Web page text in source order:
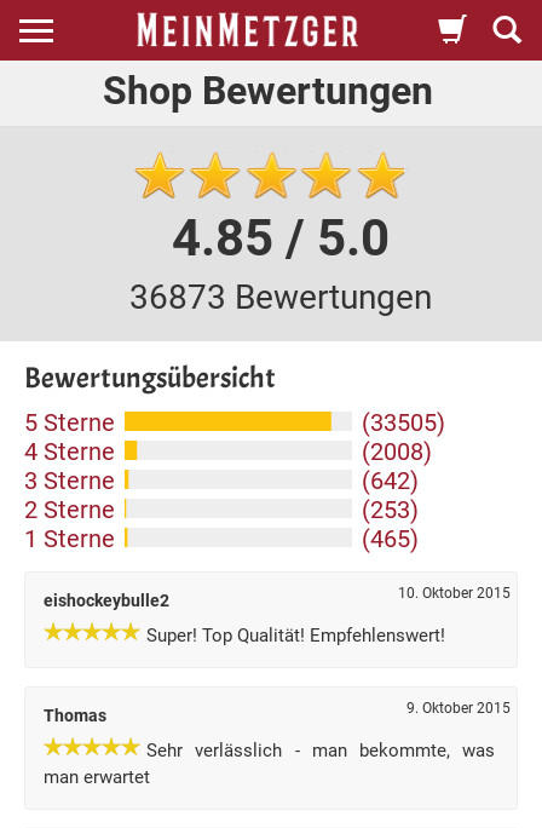
Shop Bewertungen
4.85 / 5.0
36873 Bewertungen
Bewertungsübersicht
5 Sterne
(33505)
4 Sterne
(2008)
3 Sterne
(642)
2 Sterne
(253)
1 Sterne
(465)
eishockeybulle2 10. Oktober 2015
Super! Top Qualität! Empfehlenswert!
Thomas 9. Oktober 2015
Sehr verlässlich - man bekommte, was
man erwartet